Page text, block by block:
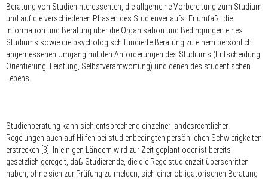
Beratung von Studieninteressenten, die allgemeine Vorbereitung zum Studium
und auf die verschiedenen Phasen des Studienverlaufs. Er umfaßt die
Information und Beratung über die Organisation und Bedingungen eines
Studiums sowie die psychologisch fundierte Beratung zu einem persönlich
angemessenen Umgang mit den Anforderungen des Studiums (Entscheidung,
Orientierung, Leistung, Selbstverantwortung) und denen des studentischen
Lebens.
Studienberatung kann sich entsprechend einzelner landesrechtlicher
Regelungen auch auf Hilfen bei studienbedingten persönlichen Schwierigkeiten
erstrecken [3]. In einigen Ländern wird zur Zeit geplant oder ist bereits
gesetzlich geregelt, daß Studierende, die die Regelstudienzeit überschritten
haben, ohne sich zur Prüfung zu melden, sich einer obligatorischen Beratung